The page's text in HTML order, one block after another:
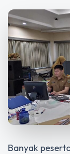
Banyak